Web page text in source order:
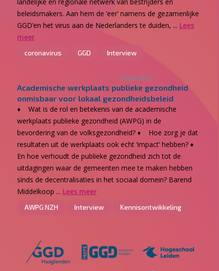
beleidsmakers. Aan hem de ’eer’ namens de gezamenlijke
GGD’en het virus aan de Nederlanders te duiden, ... Lees
meer
coronavirus GGD Interview
20 juli 2018
Academische werkplaats publieke gezondheid
onmisbaar voor lokaal gezondheidsbeleid
♦ Wat is de rol en betekenis van de academische
werkplaats publieke gezondheid (AWPG) in de
bevordering van de volksgezondheid? ♦ Hoe zorg je dat
resultaten uit de werkplaats ook echt ‘impact’ hebben? ♦
En hoe verhoudt de publieke gezondheid zich tot de
uitdagingen waar de gemeenten mee te maken hebben
sinds de decentralisaties in het sociaal domein? Barend
Middelkoop ... Lees meer
AWPG NZH Interview Kennisontwikkeling